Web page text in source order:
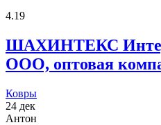
4.19
ШАХИНТЕКС
ООО, оптовая
Ковры
24 дек
Антон